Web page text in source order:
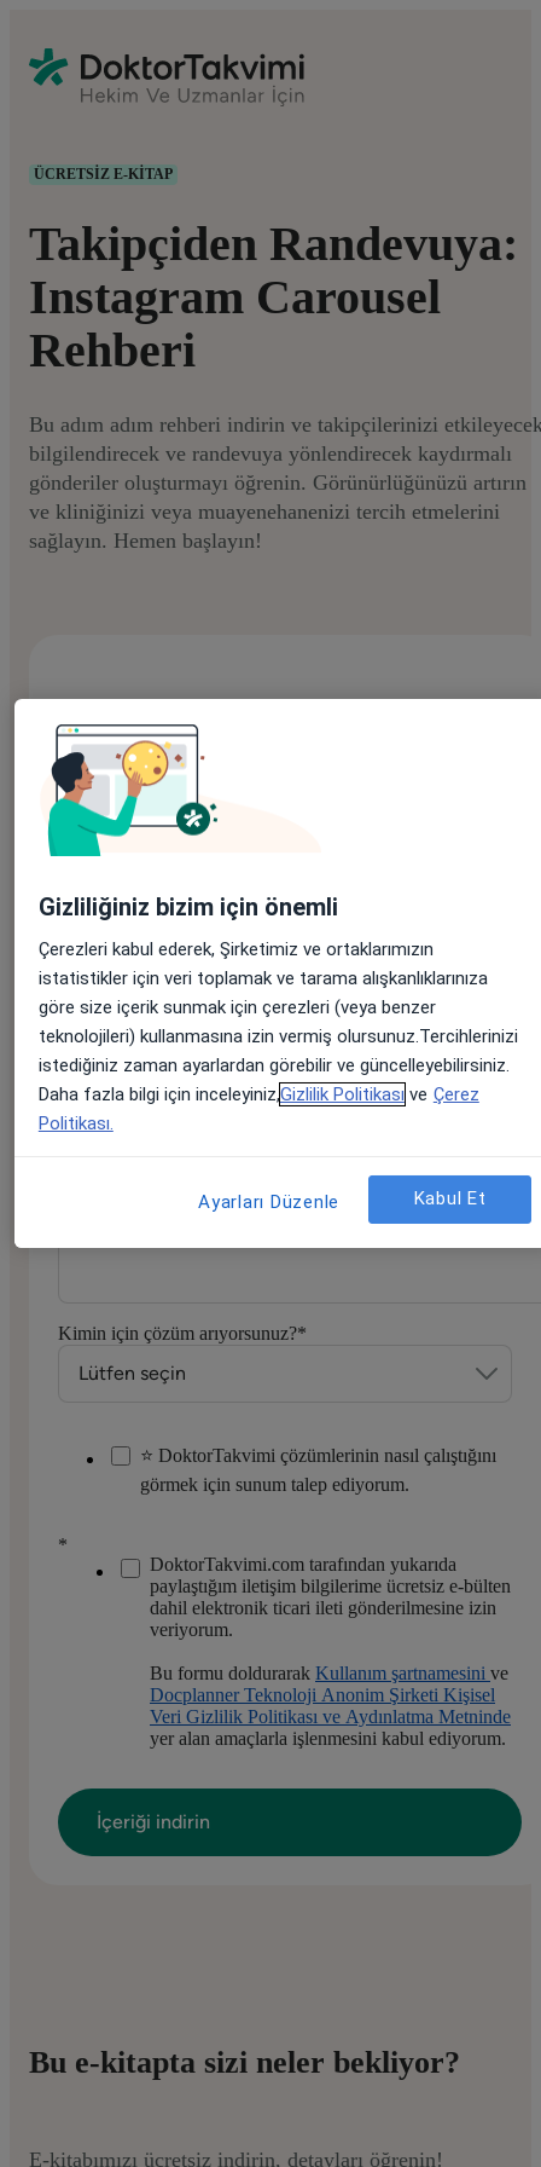
ÜCRETSİZ E-KİTAP
Takipçiden Randevuya:
Instagram Carousel
Rehberi
Bu adım adım rehberi indirin ve takipçilerinizi
bilgilendirecek ve randevuya yönlendirecek kaydırmalı
gönderiler oluşturmayı öğrenin. Görünürlüğünüzü artırın
ve kliniğinizi veya muayenehanenizi tercih etmelerini
sağlayın. Hemen başlayın!
Bu e-kitabı ücretsiz indirmek için formu
doldurun:
Adınız
Soyadınız*
E-posta adresiniz*
Telefon numaranız*
Kimin için çözüm arıyorsunuz?*
⭐ DoktorTakvimi çözümlerinin nasıl çalıştığını
görmek için sunum talep ediyorum.
*
DoktorTakvimi.com tarafından yukarıda
paylaştığım iletişim bilgilerime ücretsiz e-bülten
dahil elektronik ticari ileti gönderilmesine izin
veriyorum.
Bu formu doldurarak Kullanım şartnamesini ve
Docplanner Teknoloji Anonim Şirketi Kişisel
Veri Gizlilik Politikası ve Aydınlatma Metninde
yer alan amaçlarla işlenmesini kabul ediyorum.
Bu e-kitapta sizi neler bekliyor?
E-kitabımızı ücretsiz indirin, detayları öğrenin!
Gizliliğiniz bizim için önemli
Çerezleri kabul ederek, Şirketimiz ve ortaklarımızın
istatistikler için veri toplamak ve tarama alışkanlıklarınıza
göre size içerik sunmak için çerezleri (veya benzer
teknolojileri) kullanmasına izin vermiş olursunuz.Tercihlerinizi
istediğiniz zaman ayarlardan görebilir ve güncelleyebilirsiniz.
Daha fazla bilgi için inceleyiniz,Gizlilik Politikası ve Çerez
Politikası.
Ayarları Düzenle Kabul Et